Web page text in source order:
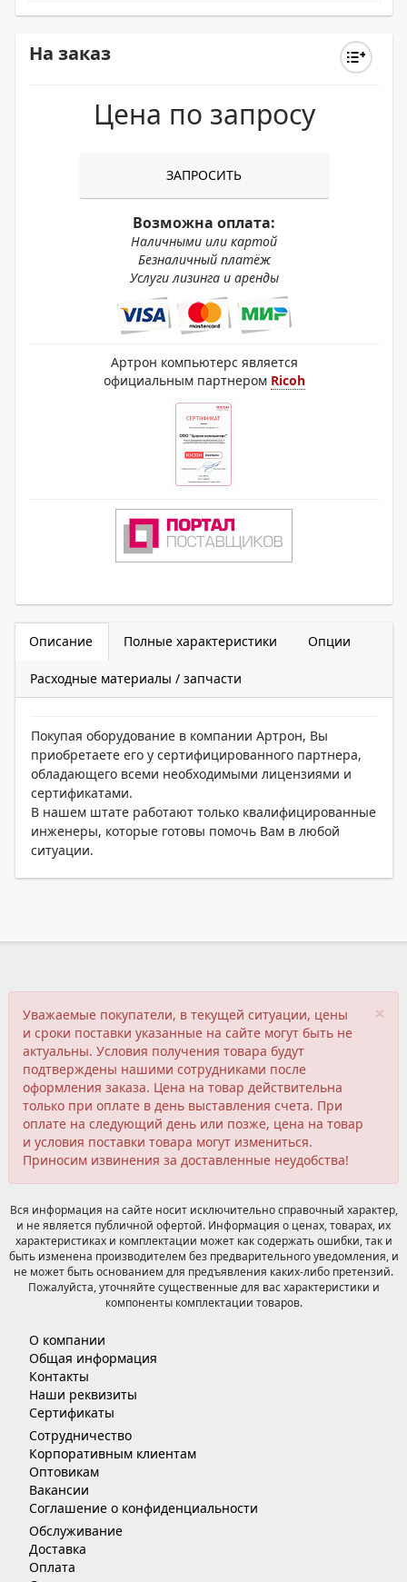
На заказ
Цена по запросу
ЗАПРОСИТЬ
Возможна оплата:
Наличными или картой
Безналичный платёж
Услуги лизинга и аренды
Артрон компьютерс является
официальным партнером Ricoh
Описание Полные характеристики Опции
Расходные материалы / запчасти
Покупая оборудование в компании Артрон, Вы
приобретаете его у сертифицированного партнера,
обладающего всеми необходимыми лицензиями и
сертификатами.
В нашем штате работают только квалифицированные
инженеры, которые готовы помочь Вам в любой
ситуации.
×
Уважаемые покупатели, в текущей ситуации, цены
и сроки поставки указанные на сайте могут быть не
актуальны. Условия получения товара будут
подтверждены нашими сотрудниками после
оформления заказа. Цена на товар действительна
только при оплате в день выставления счета. При
оплате на следующий день или позже, цена на товар
и условия поставки товара могут измениться.
Приносим извинения за доставленные неудобства!
Вся информация на сайте носит исключительно справочный характер,
и не является публичной офертой. Информация о ценах, товарах, их
характеристиках и комплектации может как содержать ошибки, так и
быть изменена производителем без предварительного уведомления, и
не может быть основанием для предъявления каких-либо претензий.
Пожалуйста, уточняйте существенные для вас характеристики и
компоненты комплектации товаров.
О компании
Общая информация
Контакты
Наши реквизиты
Сертификаты
Сотрудничество
Корпоративным клиентам
Оптовикам
Вакансии
Соглашение о конфиденциальности
Обслуживание
Доставка
Оплата